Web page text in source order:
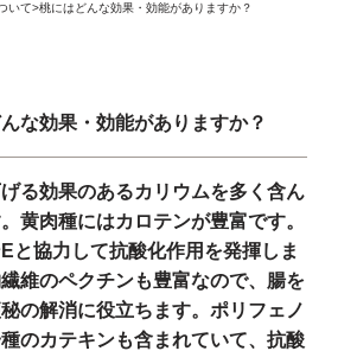
いて>桃にはどんな効果・効能がありますか？
な効果・効能がありますか？
る効果のあるカリウムを多く含ん
黄肉種にはカロテンが豊富です。
と協力して抗酸化作用を発揮しま
維のペクチンも豊富なので、腸を
の解消に役立ちます。ポリフェノ
のカテキンも含まれていて、抗酸